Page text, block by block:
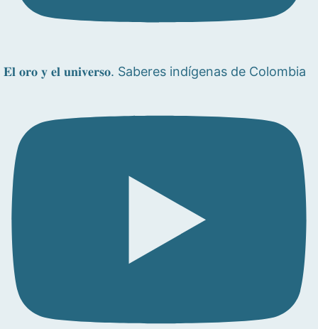
𝐄𝐥 𝐨𝐫𝐨 𝐲 𝐞𝐥 𝐮𝐧𝐢𝐯𝐞𝐫𝐬𝐨. Saberes indígenas de Colombia